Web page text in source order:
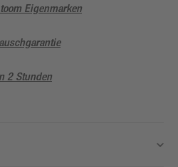
Eigenmarken
2 Stunden